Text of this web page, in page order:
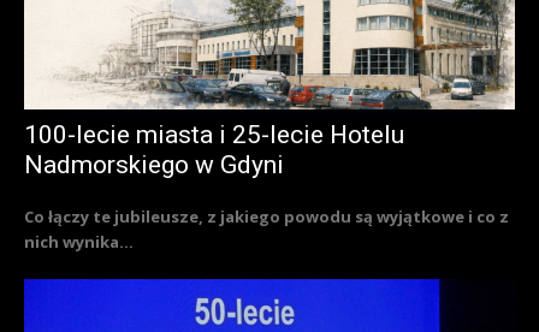
100-lecie miasta i 25-lecie Hotelu
Nadmorskiego w Gdyni
Co łączy te jubileusze, z jakiego powodu są wyjątkowe i co z
nich wynika...